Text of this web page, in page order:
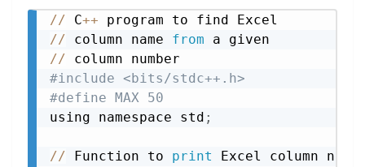
// C++
// column name from
//
#include <bits/stdc++.h>
#define MAX 50
using namespace std ;
// Function to print
Excel column